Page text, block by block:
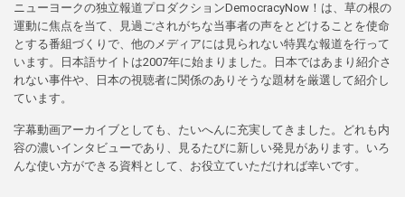
ニューヨークの独立報道プロダクションDemocracyNow！は、草の根の
運動に焦点を当て、見過ごされがちな当事者の声をとどけることを使命
とする番組づくりで、他のメディアには見られない特異な報道を行って
います。日本語サイトは2007年に始まりました。日本ではあまり紹介さ
れない事件や、日本の視聴者に関係のありそうな題材を厳選して紹介し
ています。
字幕動画アーカイブとしても、たいへんに充実してきました。どれも内
容の濃いインタビューであり、見るたびに新しい発見があります。いろ
んな使い方ができる資料として、お役立ていただければ幸いです。